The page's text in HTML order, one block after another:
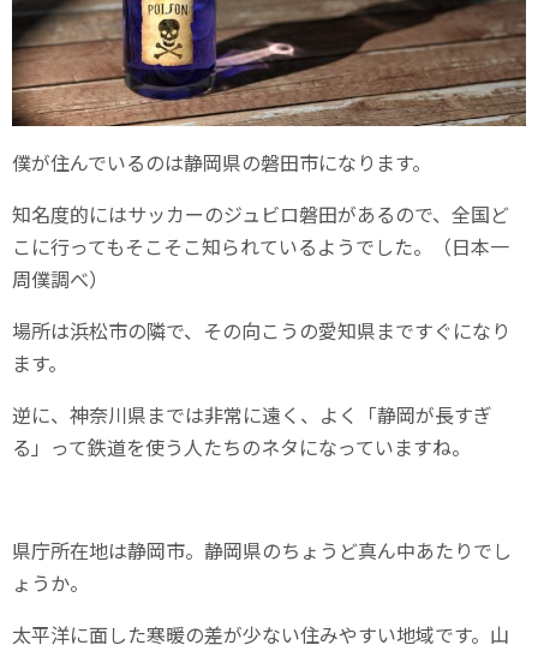
僕が住んでいるのは静岡県の磐田市になります。
知名度的にはサッカーのジュビロ磐田があるので、全国ど
こに行ってもそこそこ知られているようでした。（日本一
周僕調べ）
場所は浜松市の隣で、その向こうの愛知県まですぐになり
ます。
逆に、神奈川県までは非常に遠く、よく「静岡が長すぎ
る」って鉄道を使う人たちのネタになっていますね。
県庁所在地は静岡市。静岡県のちょうど真ん中あたりでし
ょうか。
太平洋に面した寒暖の差が少ない住みやすい地域です。山